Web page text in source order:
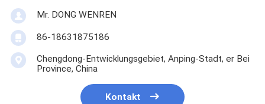
Mr. DONG WENREN
86-18631875186
Chengdong-Entwicklungsgebiet, Anping-Stadt, er Bei
Province, China
Kontakt